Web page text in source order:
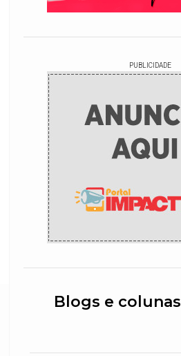
PUBLICIDADE
Blogs e colunas